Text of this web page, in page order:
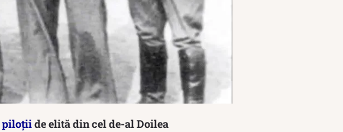
piloțiide elită din cel de-al Doilea